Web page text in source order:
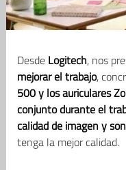
Desde Logitech, nos
mejorar el trabajo,
500 y los auriculares
conjunto durante el
calidad de imagen y
tenga la mejor calidad.